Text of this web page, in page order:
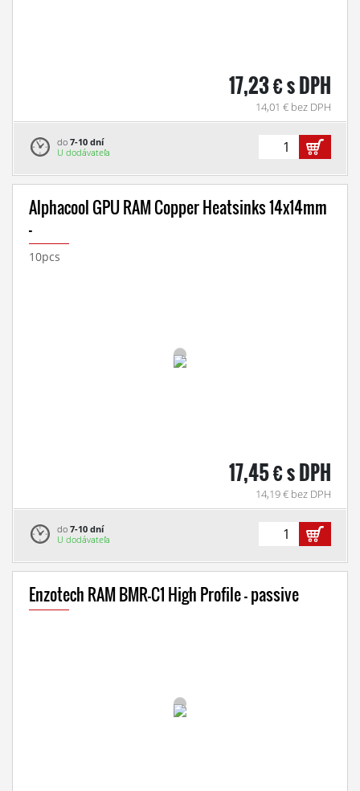
17,23 € s DPH
14,01 € bez DPH
do 7-10 dní
U dodávateľa
Alphacool GPU RAM Copper Heatsinks 14x14mm
-
10pcs
17,45 € s DPH
14,19 € bez DPH
do 7-10 dní
U dodávateľa
Enzotech RAM BMR-C1 High Profile - passive